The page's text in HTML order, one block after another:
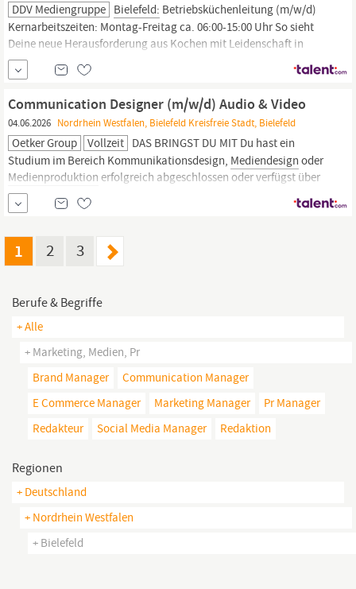
DDV Mediengruppe Bielefeld: Betriebsküchenleitung (m/w/d)
Kernarbeitszeiten: Montag-Freitag ca. 06:00-15:00 Uhr So sieht
Deine neue Herausforderung aus Kochen mit Leidenschaft in
unserer exklusiven Betriebsgastronomie Ein herzlicher Kontakt zu
den Gästen im Tagesgeschäft Einkauf und Bestellung
erforderlicher Lebensmittel Betriebswirtschaftliche Kalkulation
und Einkauf...
Communication Designer (m/w/d) Audio & Video
04.06.2026 Nordrhein Westfalen, Bielefeld Kreisfreie Stadt, Bielefeld
Oetker Group Vollzeit DAS BRINGST DU MIT Du hast ein
Studium im Bereich Kommunikationsdesign, Mediendesign oder
Medienproduktion erfolgreich abgeschlossen oder verfügst über
eine vergleichbare Ausbildung, z. B. als
Bild und Ton. Du verfügst über mehrjährige Berufserfahrung in der
Mediendesign.
1 2 3
Berufe & Begriffe
+ Alle
+ Marketing, Medien, Pr
Brand Manager
Communication Manager
E Commerce Manager
Marketing Manager
Pr Manager
Redakteur
Social Media Manager Redaktion
Regionen
+ Deutschland
+ Nordrhein Westfalen
+ Bielefeld